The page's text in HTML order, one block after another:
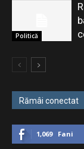
Politică
Rămâi conectat
1,069 Fani